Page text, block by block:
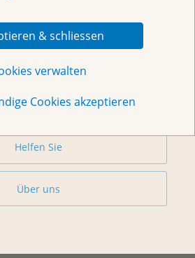
& schliessen
verwalten
Cookies akzeptieren
Beratung
& Forschung
Helfen Sie
Über uns